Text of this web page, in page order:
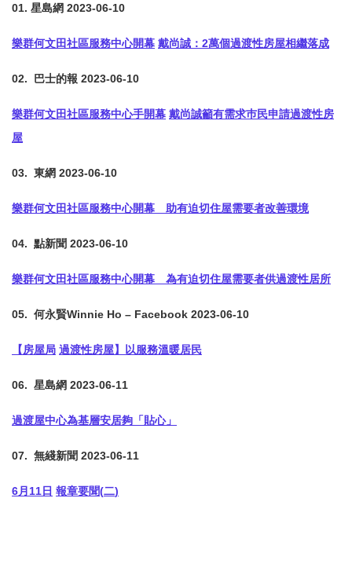
01. 星島網 2023-06-10
樂群何文田社區服務中心開幕 戴尚誠： 2萬個過渡性房屋相繼落成
02. 巴士的報 2023-06-10
樂群何文田社區服務中心手開幕 戴尚誠籲有需求巿民申請過渡性房
屋
03. 東網 2023-06-10
樂群何文田社區服務中心開幕 助有迫切住屋需要者改善環境
04. 點新聞 2023-06-10
樂群何文田社區服務中心開幕 為有迫切住屋需要者供過渡性居所
05. 何永賢Winnie Ho – Facebook 2023-06-10
【房屋局 過渡性房屋】以服務溫暖居民
06. 星島網 2023-06-11
過渡屋中心為基層安居夠「貼心」
07. 無綫新聞 2023-06-11
6月 11日 報章要聞(二)